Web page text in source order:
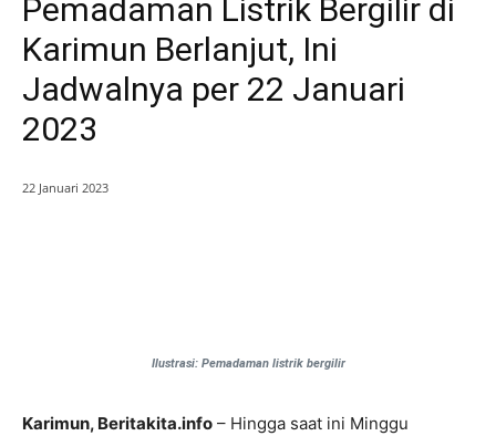
Pemadaman Listrik Bergilir di
Karimun Berlanjut, Ini
Jadwalnya per 22 Januari
2023
22 Januari 2023
Ilustrasi: Pemadaman listrik bergilir
Karimun, Beritakita.info – Hingga saat ini Minggu